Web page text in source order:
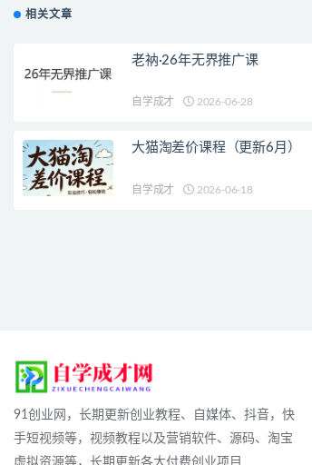
相关文章
老衲·26年无界推广课
自学成才 2026-06-28
大猫淘差价课程（更新6月）
自学成才 2026-06-18
91创业网，长期更新创业教程、自媒体、抖音，快
手短视频等，视频教程以及营销软件、源码、淘宝
虚拟资源等，长期更新各大付费创业项目